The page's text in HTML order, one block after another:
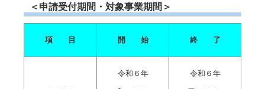
＜申請受付期間・対象事業期間＞
項 目 開 始 終 了
令和６年 令和６年